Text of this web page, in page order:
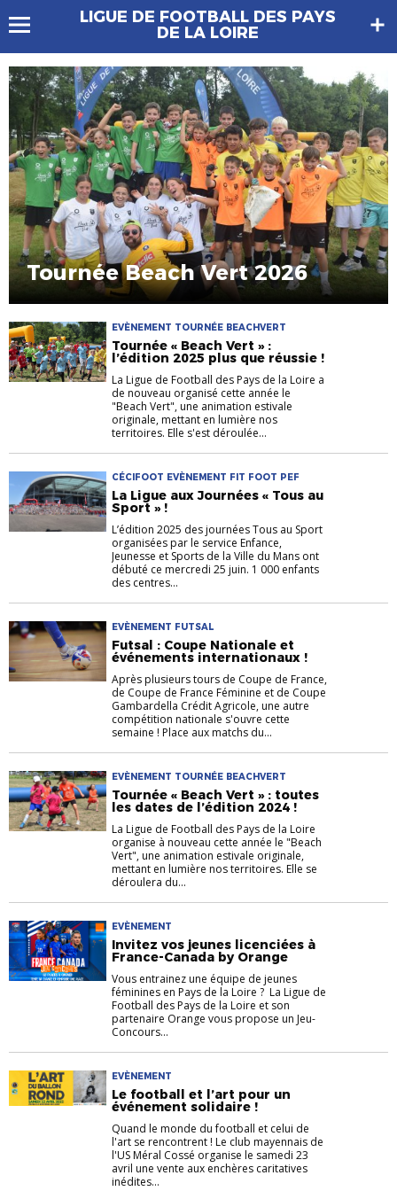
LIGUE DE FOOTBALL DES PAYS
DE LA LOIRE
Tournée Beach Vert 2026
EVÈNEMENT TOURNÉE BEACHVERT
Tournée « Beach Vert » :
l’édition 2025 plus que réussie !
La Ligue de Football des Pays de la Loire a
de nouveau organisé cette année le
"Beach Vert", une animation estivale
originale, mettant en lumière nos
territoires. Elle s'est déroulée...
CÉCIFOOT EVÈNEMENT FIT FOOT PEF
La Ligue aux Journées « Tous au
Sport » !
L’édition 2025 des journées Tous au Sport
organisées par le service Enfance,
Jeunesse et Sports de la Ville du Mans ont
débuté ce mercredi 25 juin. 1 000 enfants
des centres...
EVÈNEMENT FUTSAL
Futsal : Coupe Nationale et
événements internationaux !
Après plusieurs tours de Coupe de France,
de Coupe de France Féminine et de Coupe
Gambardella Crédit Agricole, une autre
compétition nationale s'ouvre cette
semaine ! Place aux matchs du...
EVÈNEMENT TOURNÉE BEACHVERT
Tournée « Beach Vert » : toutes
les dates de l’édition 2024 !
La Ligue de Football des Pays de la Loire
organise à nouveau cette année le "Beach
Vert", une animation estivale originale,
mettant en lumière nos territoires. Elle se
déroulera du...
EVÈNEMENT
Invitez vos jeunes licenciées à
France-Canada by Orange
Vous entrainez une équipe de jeunes
féminines en Pays de la Loire ? La Ligue de
Football des Pays de la Loire et son
partenaire Orange vous propose un Jeu-
Concours...
EVÈNEMENT
Le football et l’art pour un
événement solidaire !
Quand le monde du football et celui de
l'art se rencontrent ! Le club mayennais de
l'US Méral Cossé organise le samedi 23
avril une vente aux enchères caritatives
inédites...